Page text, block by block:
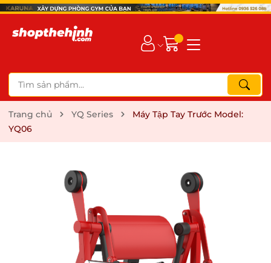
Trang chủ YQ Series
Máy Tập Tay Trước Model:
YQ06